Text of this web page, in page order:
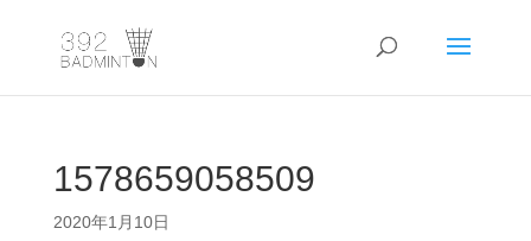
1578659058509
2020年1月10日